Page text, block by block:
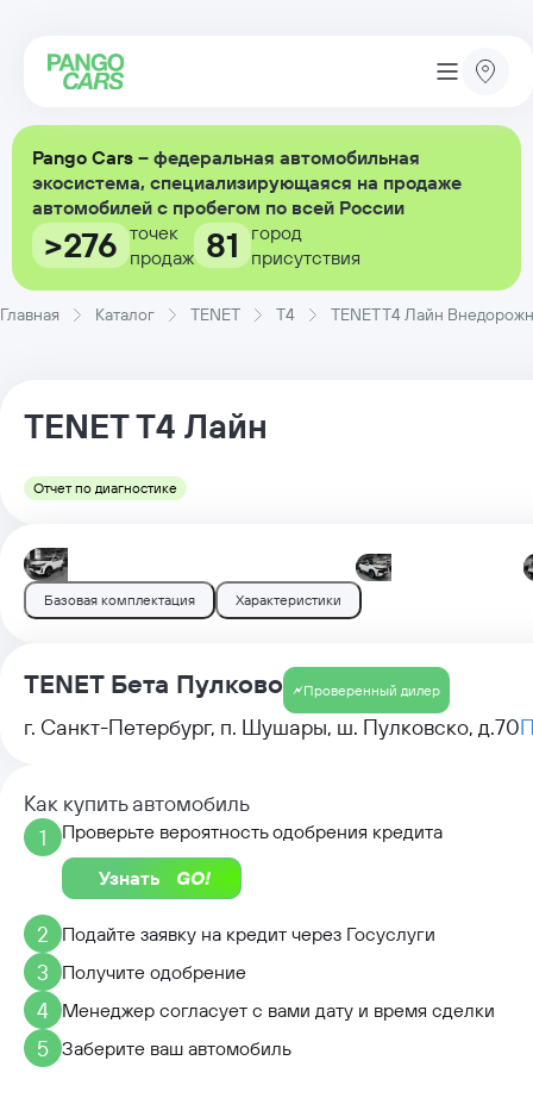
Pango Cars – федеральная автомобильная
экосистема, специализирующаяся на продаже
автомобилей с пробегом по всей России
>276 точек
продаж 81
город
присутствия
Главная Каталог TENET T4 TENET T4 Лайн
TENETT4 Лайн
Отчет по диагностике
Базовая комплектация Характеристики
TENET Бета Пулково Проверенный дилер
г. Санкт-Петербург, п. Шушары, ш. Пулковско, д.70
Как купить автомобиль
1
Проверьте вероятность одобрения кредита
Узнать
2 Подайте заявку на кредит через Госуслуги
3 Получите одобрение
4 Менеджер согласует с вами дату и время сделки
5 Заберите ваш автомобиль